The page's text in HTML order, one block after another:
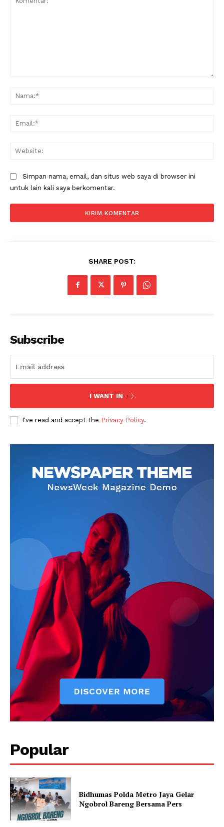
Company
Subscription Plans
Simpan nama, email, dan situs web saya di browser ini
untuk lain kali saya berkomentar.
SHARE POST:
Subscribe
I WANT IN
I've read and accept the Privacy Policy.
Popular
Bidhumas Polda Metro Jaya Gelar
Ngobrol Bareng Bersama Pers